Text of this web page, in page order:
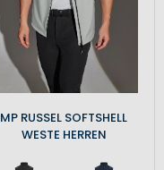
MP RUSSEL SOFTSHELL
WESTE HERREN